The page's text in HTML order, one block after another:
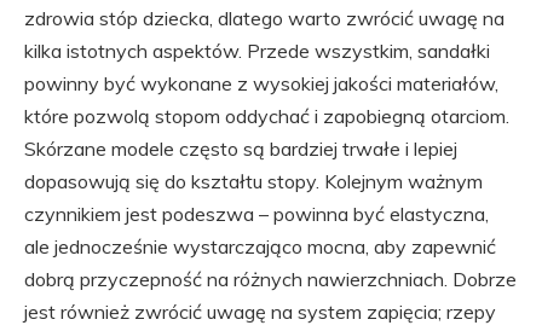
zdrowia stóp dziecka, dlatego warto zwrócić uwagę na
kilka istotnych aspektów. Przede wszystkim, sandałki
powinny być wykonane z wysokiej jakości materiałów,
które pozwolą stopom oddychać i zapobiegną otarciom.
Skórzane modele często są bardziej trwałe i lepiej
dopasowują się do kształtu stopy. Kolejnym ważnym
czynnikiem jest podeszwa – powinna być elastyczna,
ale jednocześnie wystarczająco mocna, aby zapewnić
dobrą przyczepność na różnych nawierzchniach. Dobrze
jest również zwrócić uwagę na system zapięcia; rzepy